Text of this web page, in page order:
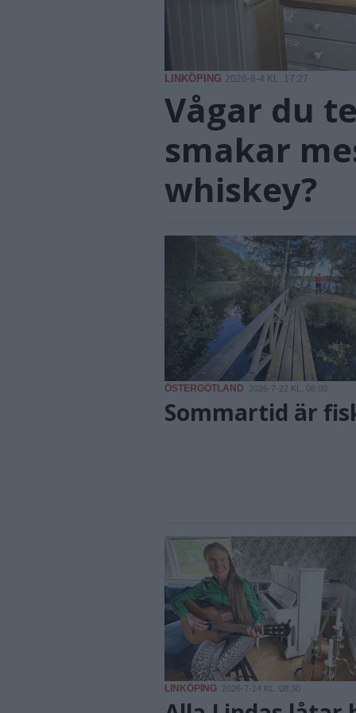
LINKÖPING 2026-8-4 KL. 17:27
Vågar du
smakar
whiskey?
ÖSTERGÖTLAND 2026-7-22 KL. 08:00
Sommartid är
LINKÖPING 2026-7-14 KL. 08:30